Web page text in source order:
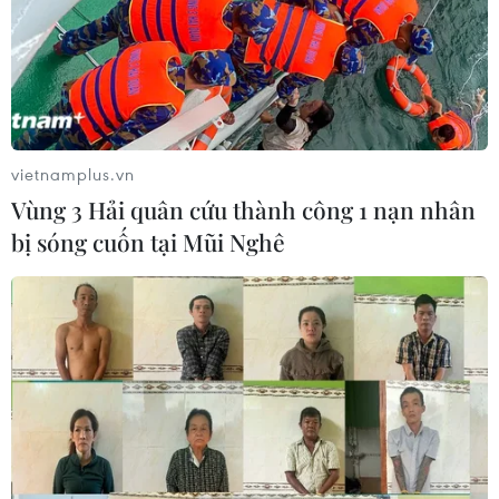
TIN LIÊN QUAN
Hơn 3.600 tỷ đồng nâng cấp, cải tạo bán
kính khu đường sắt
vietnamplus.vn
Vùng 3 Hải quân cứu thành công 1 nạn nhân
bị sóng cuốn tại Mũi Nghê